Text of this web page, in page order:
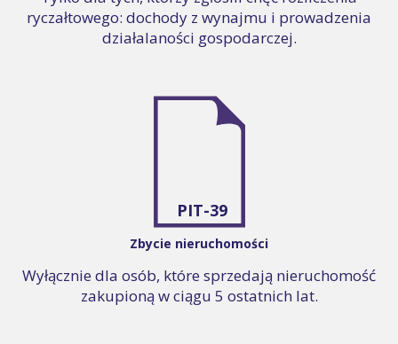
ryczałtowego: dochody z wynajmu i prowadzenia
działalaności gospodarczej.
PIT-39
Zbycie nieruchomości
Wyłącznie dla osób, które sprzedają nieruchomość
zakupioną w ciągu 5 ostatnich lat.